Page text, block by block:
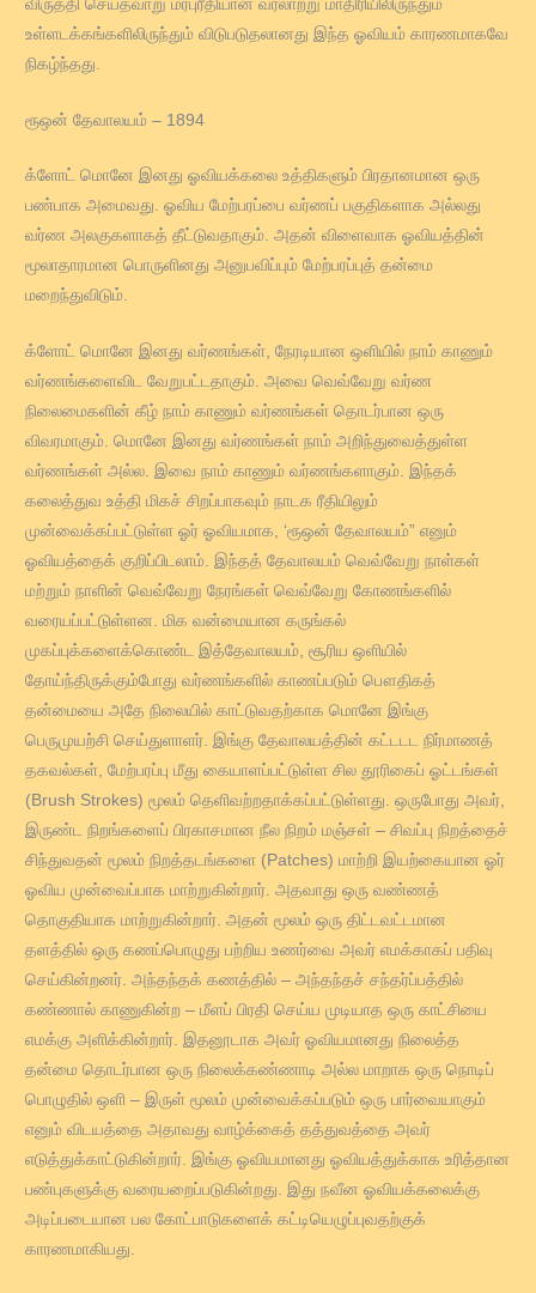
விருத்தி செய்தவாறு மரபுரீதியான வரலாற்று மாதிரியிலிருந்தும்
உள்ளடக்கங்களிலிருந்தும் விடுபடுதலானது இந்த ஓவியம் காரணமாகவே
நிகழ்ந்தது.
ரூஒன் தேவாலயம் – 1894
க்ளோட் மொனே இனது ஓவியக்கலை உத்திகளும் பிரதானமான ஒரு
பண்பாக அமைவது. ஓவிய மேற்பரப்பை வர்ணப் பகுதிகளாக அல்லது
வர்ண அலகுகளாகத் தீட்டுவதாகும். அதன் விளைவாக ஓவியத்தின்
மூலாதாரமான பொருளினது அனுபவிப்பும் மேற்பரப்புத் தன்மை
மறைந்துவிடும்.
க்ளோட் மொனே இனது வர்ணங்கள், நேரடியான ஒளியில் நாம் காணும்
வர்ணங்களைவிட வேறுபட்டதாகும். அவை வெவ்வேறு வர்ண
நிலைமைகளின் கீழ் நாம் காணும் வர்ணங்கள் தொடர்பான ஒரு
விவரமாகும். மொனே இனது வர்ணங்கள் நாம் அறிந்துவைத்துள்ள
வர்ணங்கள் அல்ல. இவை நாம் காணும் வர்ணங்களாகும். இந்தக்
கலைத்துவ உத்தி மிகச் சிறப்பாகவும் நாடக ரீதியிலும்
முன்வைக்கப்பட்டுள்ள ஓர் ஓவியமாக, ‘ரூஒன் தேவாலயம்” எனும்
ஓவியத்தைக் குறிப்பிடலாம். இந்தத் தேவாலயம் வெவ்வேறு நாள்கள்
மற்றும் நாளின் வெவ்வேறு நேரங்கள் வெவ்வேறு கோணங்களில்
வரையப்பட்டுள்ளன. மிக வன்மையான கருங்கல்
முகப்புக்களைக்கொண்ட இத்தேவாலயம், சூரிய ஒளியில்
தோய்ந்திருக்கும்போது வர்ணங்களில் காணப்படும் பௌதிகத்
தன்மையை அதே நிலையில் காட்டுவதற்காக மொனே இங்கு
பெருமுயற்சி செய்துளாளர். இங்கு தேவாலயத்தின் கட்டடட நிர்மாணத்
தகவல்கள், மேற்பரப்பு மீது கையாளப்பட்டுள்ள சில தூரிகைப் ஓட்டங்கள்
(Brush Strokes) மூலம் தெளிவற்றதாக்கப்பட்டுள்ளது. ஒருபோது அவர்,
இருண்ட நிறங்களைப் பிரகாசமான நீல நிறம் மஞ்சள் – சிவப்பு நிறத்தைச்
சிந்துவதன் மூலம் நிறத்தடங்களை (Patches) மாற்றி இயற்கையான ஓர்
ஓவிய முன்வைப்பாக மாற்றுகின்றார். அதவாது ஒரு வண்ணத்
தொகுதியாக மாற்றுகின்றார். அதன் மூலம் ஒரு திட்டவட்டமான
தளத்தில் ஒரு கணப்பொழுது பற்றிய உணர்வை அவர் எமக்காகப் பதிவு
செய்கின்றனர். அந்தந்தக் கணத்தில் – அந்தந்தச் சந்தர்ப்பத்தில்
கண்ணால் காணுகின்ற – மீளப் பிரதி செய்ய முடியாத ஒரு காட்சியை
எமக்கு அளிக்கின்றார். இதனூடாக அவர் ஓவியமானது நிலைத்த
தன்மை தொடர்பான ஒரு நிலைக்கண்ணாடி அல்ல மாறாக ஒரு நொடிப்
பொழுதில் ஒளி – இருள் மூலம் முன்வைக்கப்படும் ஒரு பார்வையாகும்
எனும் விடயத்தை அதாவது வாழ்க்கைத் தத்துவத்தை அவர்
எடுத்துக்காட்டுகின்றார். இங்கு ஓவியமானது ஓவியத்துக்காக உரித்தான
பண்புகளுக்கு வரையறைப்படுகின்றது. இது நவீன ஓவியக்கலைக்கு
அடிப்படையான பல கோட்பாடுகளைக் கட்டியெழுப்புவதற்குக்
காரணமாகியது.